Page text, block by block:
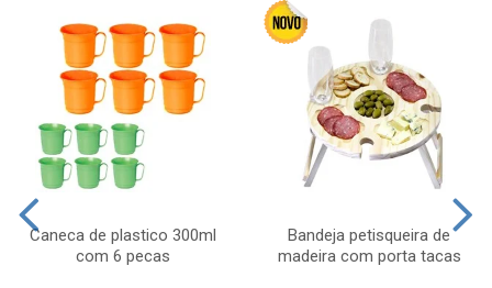
Caneca de plastico 300ml
com 6 pecas
Bandeja petisqueira de
madeira com porta tacas